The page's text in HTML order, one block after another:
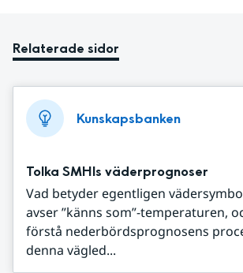
Relaterade sidor
Kunskapsbanken
Tolka SMHIs väderprognoser
Vad betyder egentligen
avser ”känns som”-temperaturen,
förstå nederbördsprognosens
denna vägled...